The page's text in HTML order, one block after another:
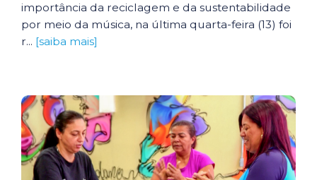
importância da reciclagem e da sustentabilidade
por meio da música, na última quarta-feira (13) foi
r... [saiba mais]